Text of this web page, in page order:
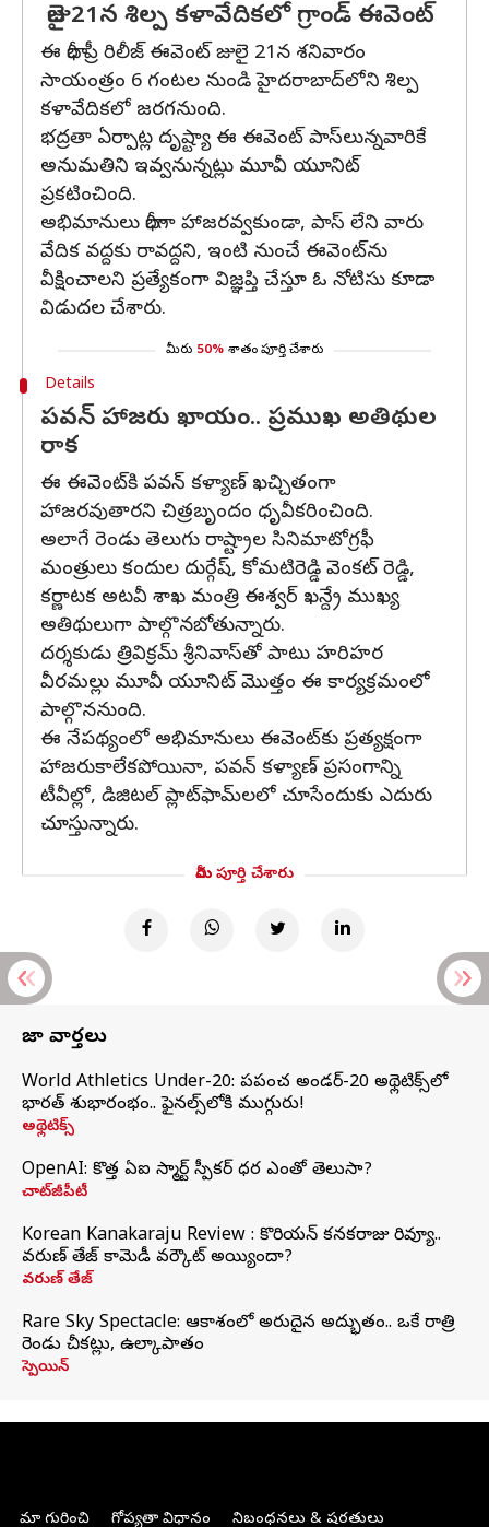
జులై 21న శిల్ప కళావేదికలో గ్రాండ్ ఈవెంట్
ఈ భారీ ప్రీ రిలీజ్ ఈవెంట్ జులై 21న శనివారం
సాయంత్రం 6 గంటల నుండి హైదరాబాద్‌లోని శిల్ప
కళావేదికలో జరగనుంది.
భద్రతా ఏర్పాట్ల దృష్ట్యా ఈ ఈవెంట్‌ పాస్‌లున్నవారికే
అనుమతిని ఇవ్వనున్నట్లు మూవీ యూనిట్
ప్రకటించింది.
అభిమానులు భారీగా హాజరవ్వకుండా, పాస్ లేని వారు
వేదిక వద్దకు రావద్దని, ఇంటి నుంచే ఈవెంట్‌ను
వీక్షించాలని ప్రత్యేకంగా విజ్ఞప్తి చేస్తూ ఓ నోటిసు కూడా
విడుదల చేశారు.
మీరు 50% శాతం పూర్తి చేశారు
Details
పవన్ హాజరు ఖాయం.. ప్రముఖ అతిథుల
రాక
ఈ ఈవెంట్‌కి పవన్ కళ్యాణ్ ఖచ్చితంగా
హాజరవుతారని చిత్రబృందం ధృవీకరించింది.
అలాగే రెండు తెలుగు రాష్ట్రాల సినిమాటోగ్రఫీ
మంత్రులు కందుల దుర్గేష్, కోమటిరెడ్డి వెంకట్ రెడ్డి,
కర్ణాటక అటవీ శాఖ మంత్రి ఈశ్వర్ ఖన్ద్రే ముఖ్య
అతిథులుగా పాల్గొనబోతున్నారు.
దర్శకుడు త్రివిక్రమ్ శ్రీనివాస్‌తో పాటు హరిహర
వీరమల్లు మూవీ యూనిట్ మొత్తం ఈ కార్యక్రమంలో
పాల్గొననుంది.
ఈ నేపథ్యంలో అభిమానులు ఈవెంట్‌కు ప్రత్యక్షంగా
హాజరుకాలేకపోయినా, పవన్ కళ్యాణ్ ప్రసంగాన్ని
టీవీల్లో, డిజిటల్‌ ప్లాట్‌ఫామ్‌లలో చూసేందుకు ఎదురు
చూస్తున్నారు.
మీరు పూర్తి చేశారు
తాజా వార్తలు
World Athletics Under-20: ప్రపంచ అండర్-20 అథ్లెటిక్స్‌లో
భారత్‌ శుభారంభం.. ఫైనల్స్‌లోకి ముగ్గురు!
అథ్లెటిక్స్
OpenAI: కొత్త ఏఐ స్మార్ట్ స్పీకర్ ధర ఎంతో తెలుసా?
చాట్‌జీపీటీ
Korean Kanakaraju Review : కొరియన్ కనకరాజు రివ్యూ..
వరుణ్ తేజ్ కామెడీ వర్కౌట్ అయ్యిందా?
వరుణ్ తేజ్
Rare Sky Spectacle: ఆకాశంలో అరుదైన అద్భుతం.. ఒకే రాత్రి
రెండు చీకట్లు, ఉల్కాపాతం
స్పెయిన్
మా గురించి గోప్యతా విధానం నిబంధనలు & షరతులు